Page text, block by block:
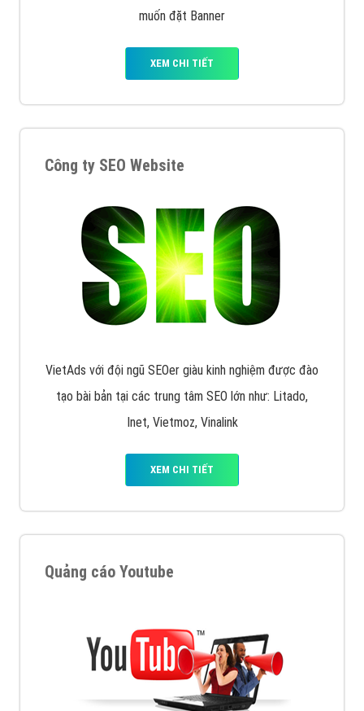
muốn đặt Banner
XEM CHI TIẾT
Công ty SEO Website
VietAds với đội ngũ SEOer giàu kinh nghiệm được đào
tạo bài bản tại các trung tâm SEO lớn như: Litado,
Inet, Vietmoz, Vinalink
XEM CHI TIẾT
Quảng cáo Youtube